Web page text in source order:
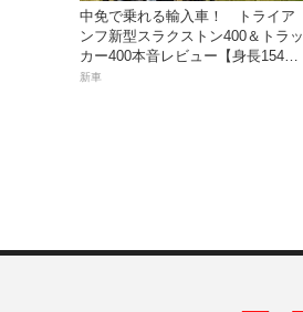
中免で乗れる輸入車！ トライア
ンフ新型スラクストン400＆トラッ
カー400本音レビュー【身長154cm
の足着きは？】
新車